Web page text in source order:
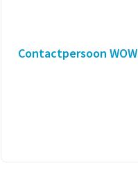
Contactpersoon WOW